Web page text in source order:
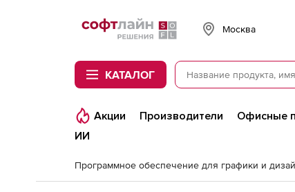
Softline
Москва
КАТАЛОГ
Акции Производители Офисные
ИИ
Программное обеспечение для графики и